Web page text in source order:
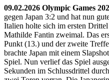
09.02.2026 Olympic Games
gegen Japan 3:2 und hat nun
Italien holte sich im ersten
Mathilde Fantin zweimal. Das
Punkt (13.) und der zweite
brachte Japan mit einem
Spiel. Nun verlief das Spiel
Sekunden im Schlussdrittel